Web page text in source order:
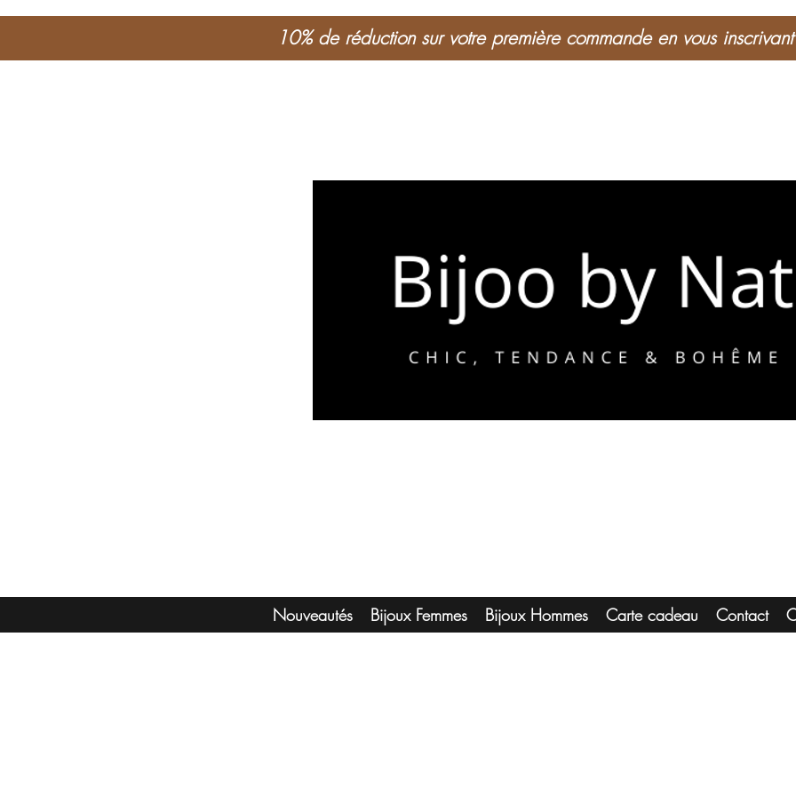
10% de réduction sur votre première commande en vous
Nouveautés Bijoux Femmes Bijoux Hommes Carte cadeau Contact